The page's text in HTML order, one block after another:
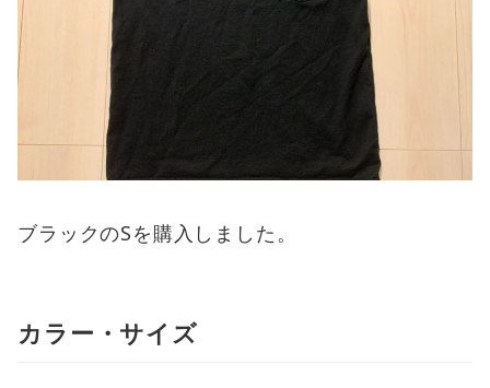
ブラックのSを購入しました。
カラー・サイズ